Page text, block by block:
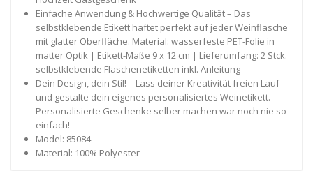
Einfache Anwendung & Hochwertige Qualität – Das
selbstklebende Etikett haftet perfekt auf jeder Weinflasche
mit glatter Oberfläche. Material: wasserfeste PET-Folie in
matter Optik | Etikett-Maße 9 x 12 cm | Lieferumfang: 2 Stck.
selbstklebende Flaschenetiketten inkl. Anleitung
Dein Design, dein Stil! – Lass deiner Kreativität freien Lauf
und gestalte dein eigenes personalisiertes Weinetikett.
Personalisierte Geschenke selber machen war noch nie so
einfach!
Model: 85084
Material: 100% Polyester